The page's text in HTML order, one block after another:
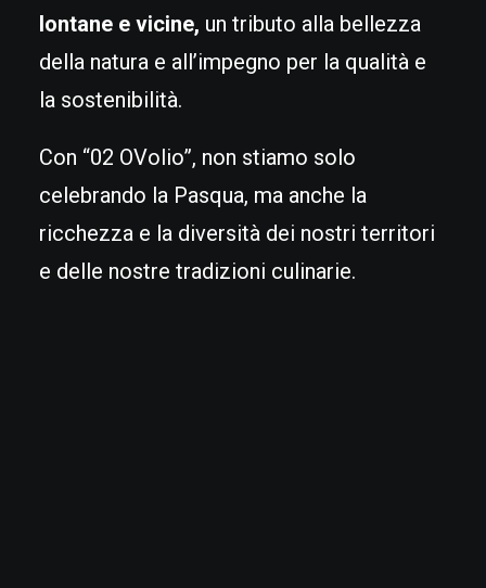
lontane e vicine, un tributo alla bellezza
della natura e all’impegno per la qualità e
la sostenibilità.
Con “02 OVolio”, non stiamo solo
celebrando la Pasqua, ma anche la
ricchezza e la diversità dei nostri territori
e delle nostre tradizioni culinarie.